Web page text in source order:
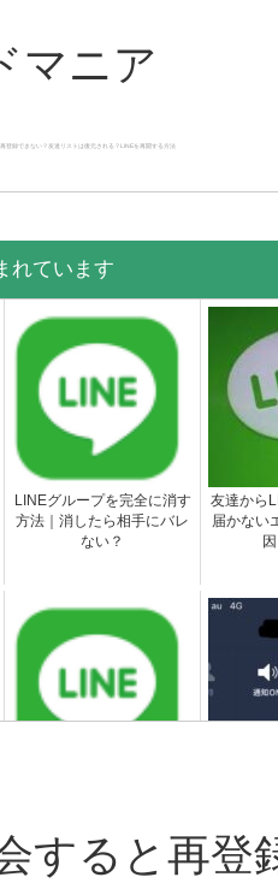
マニア
登録できない？友達リストは復元される？LINEを再開する方法
れています
LINEグループを完全に消す
方法｜消したら相手にバレ
ない？
友達から
届かない
される
すると再登